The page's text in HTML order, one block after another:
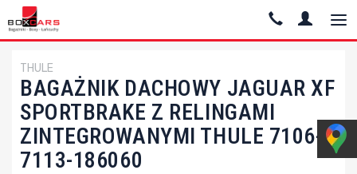
THULE
BAGAŻNIK DACHOWY JAGUAR XF
SPORTBRAKE Z RELINGAMI
ZINTEGROWANYMI THULE 7106-
7113-186060